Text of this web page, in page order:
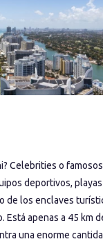
Celebrities o
deportivos,
de los enclaves
Está apenas a 45 km
una enorme